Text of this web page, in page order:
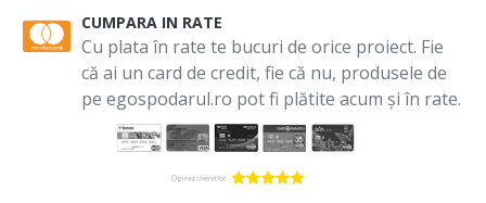
CUMPARA IN RATE
Cu plata în rate te bucuri de orice proiect. Fie
că ai un card de credit, fie că nu, produsele de
pe egospodarul.ro pot fi plătite acum și în rate.